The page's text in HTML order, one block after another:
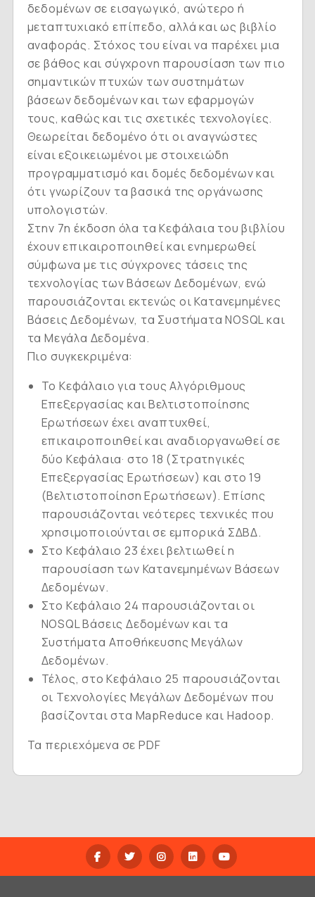
δεδομένων σε εισαγωγικό, ανώτερο ή
μεταπτυχιακό επίπεδο, αλλά και ως βιβλίο
αναφοράς. Στόχος του είναι να παρέχει μια
σε βάθος και σύγχρονη παρουσίαση των πιο
σημαντικών πτυχών των συστημάτων
βάσεων δεδομένων και των εφαρμογών
τους, καθώς και τις σχετικές τεχνολογίες.
Θεωρείται δεδομένο ότι οι αναγνώστες
είναι εξοικειωμένοι με στοιχειώδη
προγραμματισμό και δομές δεδομένων και
ότι γνωρίζουν τα βασικά της οργάνωσης
υπολογιστών.
Στην 7η έκδοση όλα τα Κεφάλαια του βιβλίου
έχουν επικαιροποιηθεί και ενημερωθεί
σύμφωνα με τις σύγχρονες τάσεις της
τεχνολογίας των Βάσεων Δεδομένων, ενώ
παρουσιάζονται εκτενώς οι Κατανεμημένες
Βάσεις Δεδομένων, τα Συστήματα NOSQL και
τα Μεγάλα Δεδομένα.
Πιο συγκεκριμένα:
Το Κεφάλαιο για τους Αλγόριθμους
Επεξεργασίας και Βελτιστοποίησης
Ερωτήσεων έχει αναπτυχθεί,
επικαιροποιηθεί και αναδιοργανωθεί σε
δύο Κεφάλαια· στο 18 (Στρατηγικές
Επεξεργασίας Ερωτήσεων) και στο 19
(Βελτιστοποίηση Ερωτήσεων). Επίσης
παρουσιάζονται νεότερες τεχνικές που
χρησιμοποιούνται σε εμπορικά ΣΔΒΔ.
Στο Κεφάλαιο 23 έχει βελτιωθεί η
παρουσίαση των Κατανεμημένων Βάσεων
Δεδομένων.
Στο Κεφάλαιο 24 παρουσιάζονται οι
NOSQL Βάσεις Δεδομένων και τα
Συστήματα Αποθήκευσης Μεγάλων
Δεδομένων.
Τέλος, στο Κεφάλαιο 25 παρουσιάζονται
οι Τεχνολογίες Μεγάλων Δεδομένων που
βασίζονται στα MapReduce και Hadoop.
Τα περιεχόμενα σε PDF